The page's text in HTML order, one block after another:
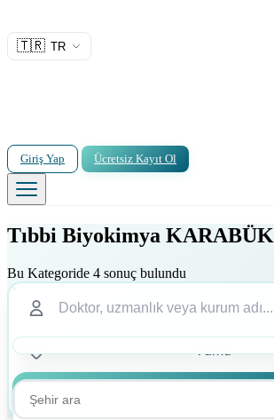
🇹🇷 TR
Giriş Yap Ücretsiz Kayıt Ol
Tıbbi Biyokimya KARABÜK
Bu Kategoride 4 sonuç bulundu